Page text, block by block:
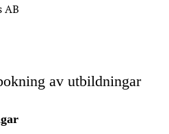
AB
av utbildningar